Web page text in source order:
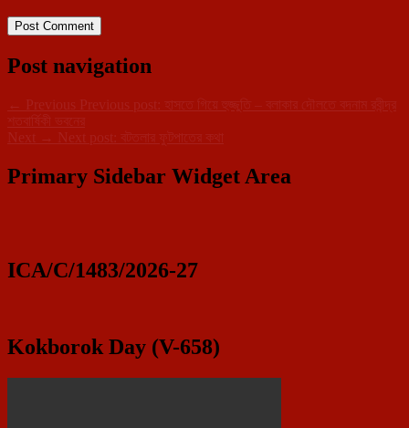
Post navigation
← Previous Previous post:
হাসতে গিয়ে হুজ্জুতি – বলাকার দৌলতে বদনাম রবীন্দ্র
শতবার্ষিকী ভবনের
Next → Next post: বটতলার ফুটপাতের কথা
Primary Sidebar Widget Area
ICA/C/1483/2026-27
Kokborok Day (V-658)